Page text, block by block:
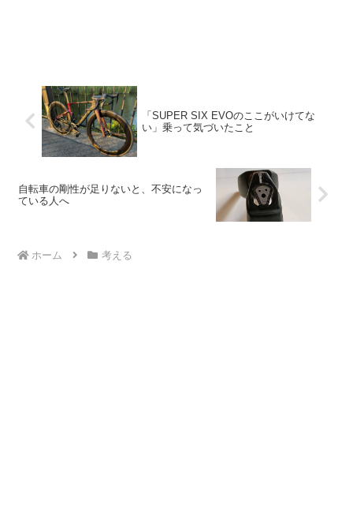
「SUPER SIX EVOのここがいけてな
い」乗って気づいたこと
自転車の剛性が足りないと、不安になっ
ている人へ
ホーム 考える